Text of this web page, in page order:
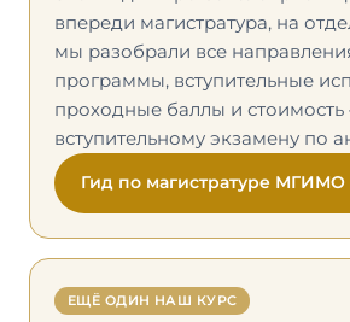
впереди магистратура, на
мы разобрали все
программы, вступительные
проходные баллы и
вступительному экзамену по
Гид по магистратуре МГИМО
ЕЩЁ ОДИН НАШ КУРС